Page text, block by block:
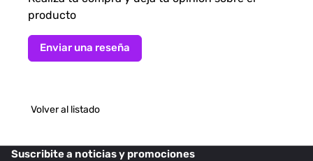
producto
Enviar una reseña
Volver al listado
Suscribitea noticias y promociones